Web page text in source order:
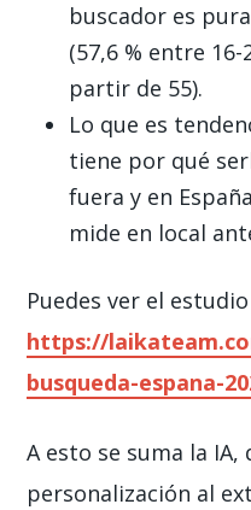
buscador es
(57,6 % entre
partir de 55).
Lo que es
tiene por qué
fuera y en
mide en local
Puedes ver el
https://
busqueda-espana-
A esto se suma la IA,
personalización al